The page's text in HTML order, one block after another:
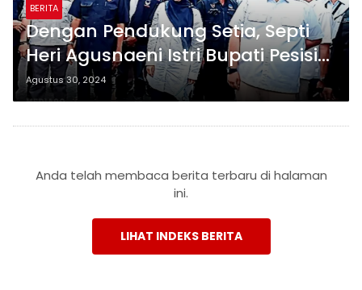
BERITA
Dengan Pendukung Setia, Septi
Heri Agusnaeni Istri Bupati Pesisir
Barat Mendaftar Cabup ke KPU,
Kini Ada Tiga Pendaftar
Agustus 30, 2024
Anda telah membaca berita terbaru di halaman
ini.
LIHAT INDEKS BERITA